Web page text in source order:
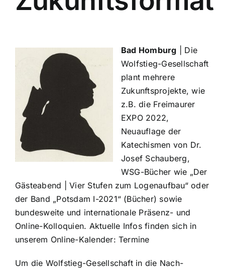
Bad Homburg | Die
Wolfstieg-Gesellschaft
plant mehrere
Zukunftsprojekte, wie
z.B. die Freimaurer
EXPO 2022,
Neuauflage der
Katechismen von Dr.
Josef Schauberg,
WSG-Bücher wie „Der
Gästeabend | Vier Stufen zum Logenaufbau“ oder
der Band „Potsdam I-2021“ (Bücher) sowie
bundesweite und internationale Präsenz- und
Online-Kolloquien. Aktuelle Infos finden sich in
unserem Online-Kalender:Termine
Um die Wolfstieg-Gesellschaft in die Nach-